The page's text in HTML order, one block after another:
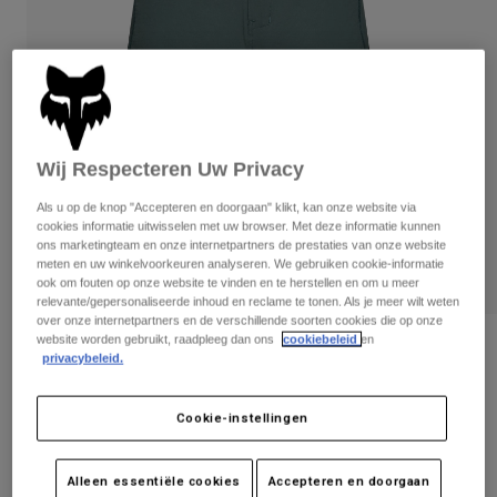
Broeken
Korte broeken
Handschoenen
Beschermingen
Brillen
Sokken
Onderdelen
Broeken
Handschoenen
Brillen
Sokken
Tassen & Accessoires
Spare parts
Alles bekijken
Women
T-Shirts & Tops
Hoodies en truien
Jassen
Leggings & Broeken
Shirts
Youth
Socks
Alles bekijken
Moto
Helmen
Shirts
Pants
Boots
Beschermers
Gloves
Brillen
Dames Ranger gevoerde korte broek
Artikelnummer33460
€ 99,99
Wij Respecteren Uw Privacy
Als u op de knop "Accepteren en doorgaan" klikt, kan onze website via
cookies informatie uitwisselen met uw browser. Met deze informatie kunnen
ons marketingteam en onze internetpartners de prestaties van onze website
meten en uw winkelvoorkeuren analyseren. We gebruiken cookie-informatie
ook om fouten op onze website te vinden en te herstellen en om u meer
relevante/gepersonaliseerde inhoud en reclame te tonen. Als je meer wilt weten
over onze internetpartners en de verschillende soorten cookies die op onze
website worden gebruikt, raadpleeg dan ons
cookiebeleid en
privacybeleid.
Cookie-instellingen
Alleen essentiële cookies Accepteren en doorgaan